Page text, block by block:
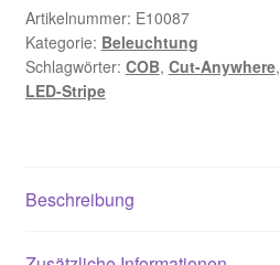
24V,
13W,
2700K,
CRI90,
Menge
Artikelnummer: E10087
Kategorie: Beleuchtung
Schlagwörter: COB, Cut-Anywhere,
LED-Stripe
Beschreibung